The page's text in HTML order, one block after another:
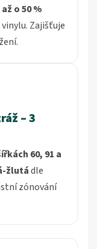
o 50 %
Zajišťuje
– 3
60, 91 a
žlutádle
zónování